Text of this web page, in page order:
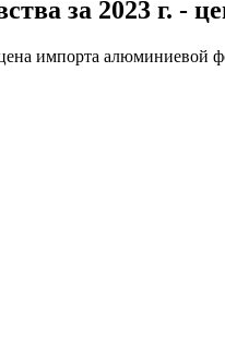
за 2023 г. -
импорта алюминиевой